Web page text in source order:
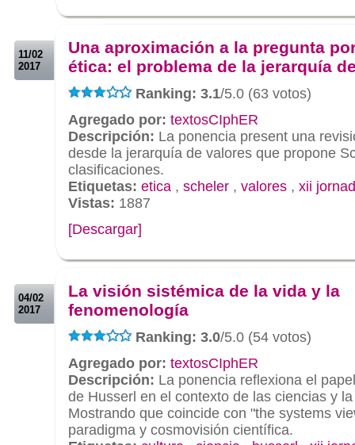
11/02
2017
Una aproximación a la pregunta
ética: el problema de la jerarquía
Ranking: 3.1/5.0 (63 votos)
Agregado por: textosCIphER
Descripción: La ponencia present una
desde la jerarquía de valores que propone
clasificaciones.
Etiquetas: etica , scheler , valores , xii
Vistas: 1887
[Descargar]
04/02
2017
La visión sistémica de la vida y la
fenomenología
Ranking: 3.0/5.0 (54 votos)
Agregado por: textosCIphER
Descripción: La ponencia reflexiona el
de Husserl en el contexto de las ciencias y
Mostrando que coincide con "the systems
paradigma y cosmovisión científica.